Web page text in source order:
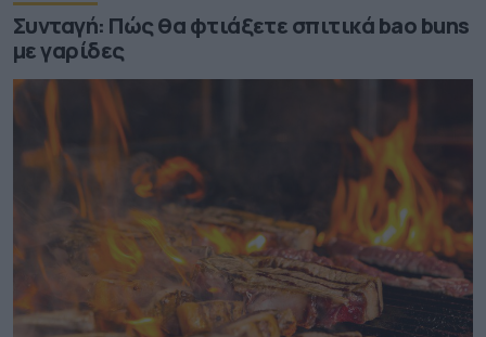
Συνταγή: Πώς θα φτιάξετε σπιτικά bao buns
με γαρίδες